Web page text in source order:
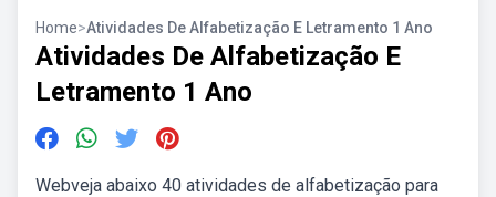
Home>Atividades De Alfabetização E Letramento 1 Ano
Atividades De Alfabetização E
Letramento 1 Ano
Webveja abaixo 40 atividades de alfabetização para